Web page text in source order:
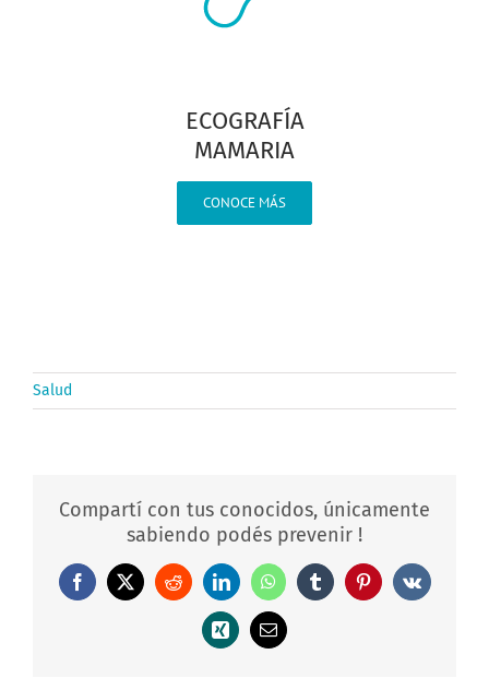
ECOGRAFÍA
MAMARIA
CONOCE MÁS
Salud
Compartí con tus conocidos, únicamente
sabiendo podés prevenir !
Facebook
X RedditLinkedInWhatsAppTumblrPinterestVk
Xing
Correo
electrónico